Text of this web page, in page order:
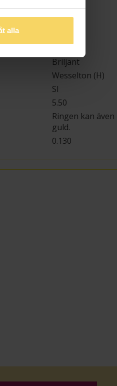
alla
Guld
18K Gold
Briljant
Wesselton (H)
SI
5.50
Ringen kan
guld.
0.130